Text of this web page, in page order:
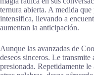
ternura abierta. A medida
intensifica, llevando a
aumentan la anticipación.
Aunque las avanzadas de
deseos sinceros. Le transmite
presionada. Repetidamente